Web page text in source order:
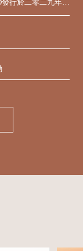
行於二零二九年到
屆滿期限前收到的